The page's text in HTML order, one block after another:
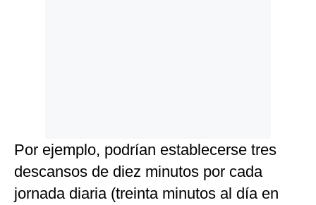
Por ejemplo, podrían establecerse tres
descansos de diez minutos por cada
jornada diaria (treinta minutos al día en